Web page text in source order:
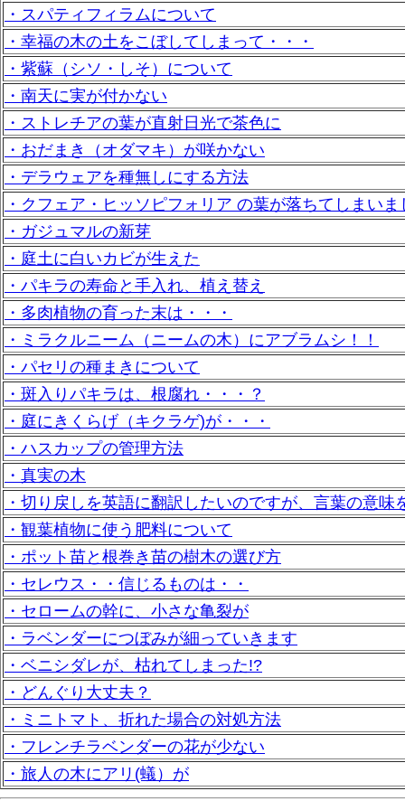
・スパティフィラムについて
・幸福の木の土をこぼしてしまって・・・
・紫蘇（シソ・しそ）について
・南天に実が付かない
・ストレチアの葉が直射日光で茶色に
・おだまき（オダマキ）が咲かない
・デラウェアを種無しにする方法
・クフェア・ヒッソピフォリア の葉が落ちてしまいま
・ガジュマルの新芽
・庭土に白いカビが生えた
・パキラの寿命と手入れ、植え替え
・多肉植物の育った末は・・・
・ミラクルニーム（ニームの木）にアブラムシ！！
・パセリの種まきについて
・斑入りパキラは、根腐れ・・・？
・庭にきくらげ（キクラゲ)が・・・
・ハスカップの管理方法
・真実の木
・切り戻しを英語に翻訳したいのですが、言葉の意味
・観葉植物に使う肥料について
・ポット苗と根巻き苗の樹木の選び方
・セレウス・・信じるものは・・
・セロームの幹に、小さな亀裂が
・ラベンダーにつぼみが細っていきます
・ベニシダレが、枯れてしまった!?
・どんぐり大丈夫？
・ミニトマト、折れた場合の対処方法
・フレンチラベンダーの花が少ない
・旅人の木にアリ(蟻）が